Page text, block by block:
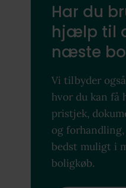
Har du
hjælp til
næste
Vi tilbyder
hvor du kan
pristjek,
og
bedst muligt i
boligkøb.